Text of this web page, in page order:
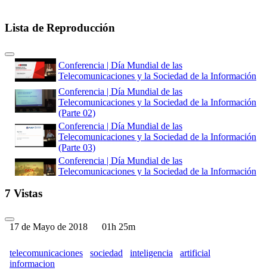
Lista de Reproducción
Conferencia | Día Mundial de las
Telecomunicaciones y la Sociedad de la Información
Conferencia | Día Mundial de las
Telecomunicaciones y la Sociedad de la Información
(Parte 02)
Conferencia | Día Mundial de las
Telecomunicaciones y la Sociedad de la Información
(Parte 03)
Conferencia | Día Mundial de las
Telecomunicaciones y la Sociedad de la Información
Conferencia | Día Mundial de las
(Parte 06)
7 Vistas
17 de Mayo de 2018 01h 25m
telecomunicaciones sociedad inteligencia
artificial
informacion